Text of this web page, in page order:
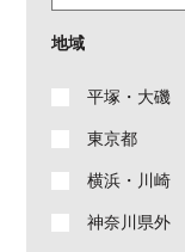
地域
平塚・大磯
東京都
横浜・川崎
神奈川県外